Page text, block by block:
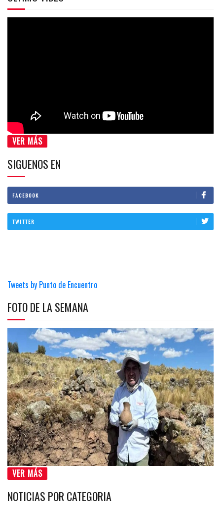
VER MÁS
SIGUENOS EN
FACEBOOK
TWITTER
Tweets by Punto de Encuentro
FOTO DE LA SEMANA
VER MÁS
NOTICIAS POR CATEGORIA